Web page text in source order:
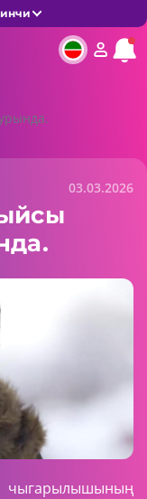
03.03.2026
чыгарылышының